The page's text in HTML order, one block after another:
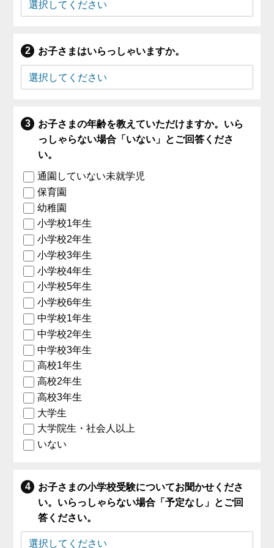
お子さまはいらっしゃいますか。
お子さまの年齢を教えていただけますか。いら
っしゃらない場合「いない」とご回答くださ
い。
通園していない未就学児
保育園
幼稚園
小学校1年生
小学校2年生
小学校3年生
小学校4年生
小学校5年生
小学校6年生
中学校1年生
中学校2年生
中学校3年生
高校1年生
高校2年生
高校3年生
大学生
大学院生・社会人以上
いない
お子さまの小学校受験についてお聞かせくださ
い。いらっしゃらない場合「予定なし」とご回
答ください。